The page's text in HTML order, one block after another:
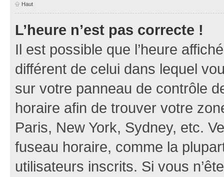
Haut
L’heure n’est pas correcte !
Il est possible que l’heure
différent de celui dans lequel
sur votre panneau de contrôle
horaire afin de trouver votre
Paris, New York, Sydney, etc.
fuseau horaire, comme la
utilisateurs inscrits. Si vous